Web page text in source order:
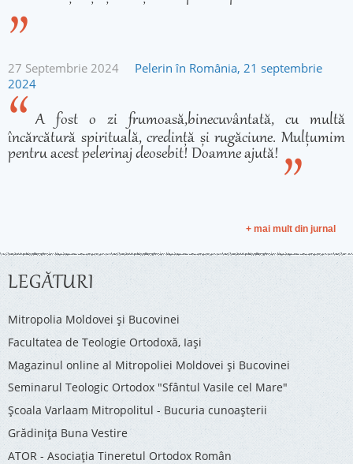
27 Septembrie 2024
Pelerin în România, 21 septembrie
2024
A fost o zi frumoasă,binecuvântată, cu multă
încărcătură spirituală, credință și rugăciune. Mulțumim
pentru acest pelerinaj deosebit! Doamne ajută!
+ mai mult din jurnal
LEGĂTURI
Mitropolia Moldovei și Bucovinei
Facultatea de Teologie Ortodoxă, Iaşi
Magazinul online al Mitropoliei Moldovei și Bucovinei
Seminarul Teologic Ortodox "Sfântul Vasile cel Mare"
Şcoala Varlaam Mitropolitul - Bucuria cunoaşterii
Grădinița Buna Vestire
ATOR - Asociaţia Tineretul Ortodox Român